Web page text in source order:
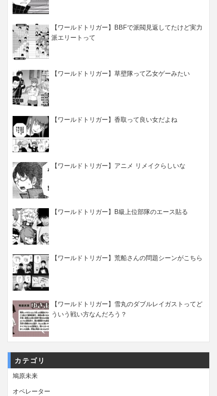
【ワールドトリガー】BBFで派閥見返してたけど実力
派エリートって
【ワールドトリガー】草壁隊って乙女ゲーみたい
【ワールドトリガー】香取って良い女だよね
【ワールドトリガー】アニメ リメイクらしいな
【ワールドトリガー】B級上位部隊のエース貼る
【ワールドトリガー】荒船さんの問題シーンがこちら
【ワールドトリガー】雪丸のダブルレイガストってど
ういう戦い方なんだろう？
カテゴリ
鳩原未来
オペレーター